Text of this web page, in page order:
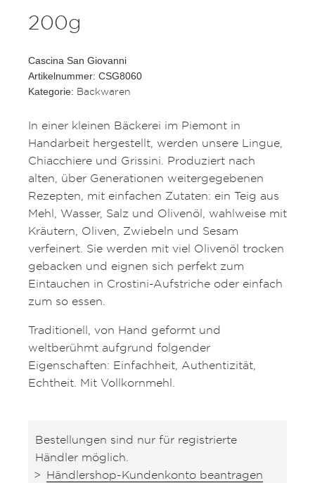
200g
Cascina San Giovanni
Artikelnummer: CSG8060
Kategorie: Backwaren
In einer kleinen Bäckerei im Piemont in
Handarbeit hergestellt, werden unsere Lingue,
Chiacchiere und Grissini. Produziert nach
alten, über Generationen weitergegebenen
Rezepten, mit einfachen Zutaten: ein Teig aus
Mehl, Wasser, Salz und Olivenöl, wahlweise mit
Kräutern, Oliven, Zwiebeln und Sesam
verfeinert. Sie werden mit viel Olivenöl trocken
gebacken und eignen sich perfekt zum
Eintauchen in Crostini-Aufstriche oder einfach
zum so essen.
Traditionell, von Hand geformt und
weltberühmt aufgrund folgender
Eigenschaften: Einfachheit, Authentizität,
Echtheit. Mit Vollkornmehl.
Bestellungen sind nur für registrierte
Händler möglich.
Händlershop-Kundenkonto beantragen